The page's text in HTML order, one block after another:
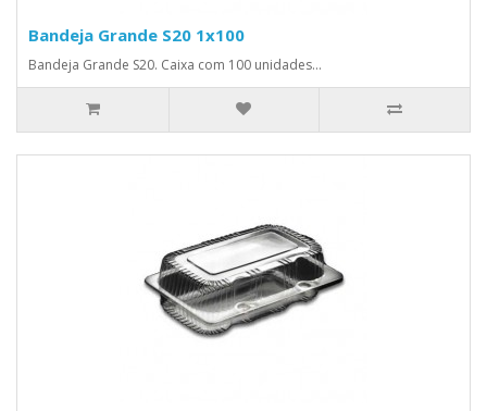
Bandeja Grande S20 1x100
Bandeja Grande S20. Caixa com 100 unidades...